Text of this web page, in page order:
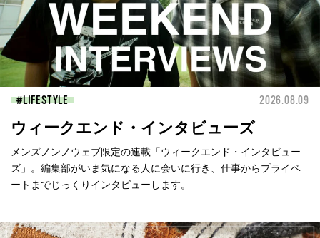
LIFESTYLE 2026.08.09
ウィークエンド・インタビューズ
メンズノンノウェブ限定の連載「ウィークエンド・インタビュー
ズ」。編集部がいま気になる人に会いに行き、仕事からプライベ
ートまでじっくりインタビューします。